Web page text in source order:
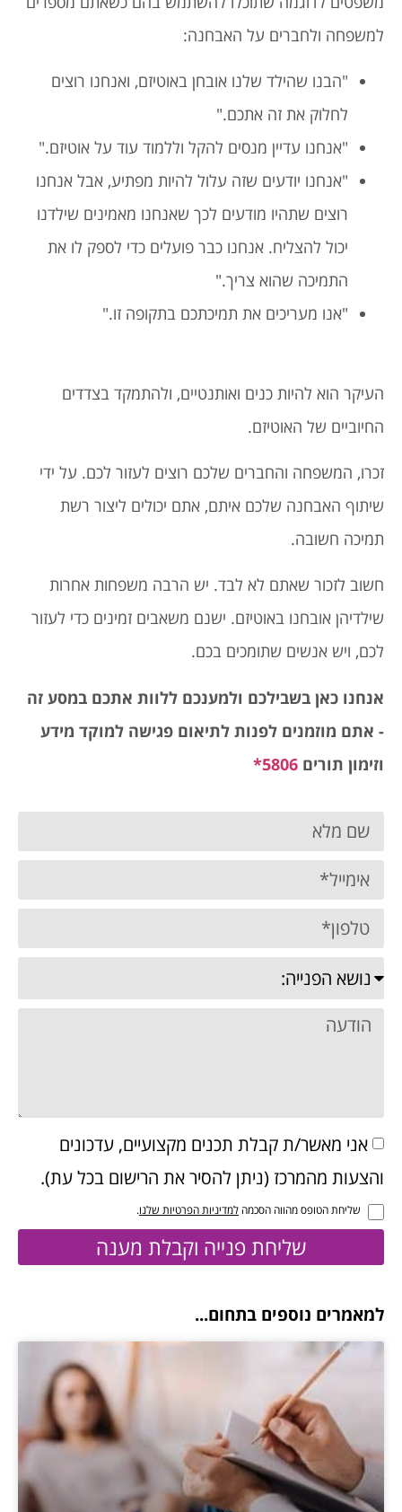
למשפחה ולחברים על האבחנה:
"הבנו שהילד שלנו אובחן באוטיזם, ואנחנו רוצים
לחלוק את זה אתכם."
"אנחנו עדיין מנסים להקל וללמוד עוד על אוטיזם."
"אנחנו יודעים שזה עלול להיות מפתיע, אבל אנחנו
רוצים שתהיו מודעים לכך שאנחנו מאמינים שילדנו
יכול להצליח. אנחנו כבר פועלים כדי לספק לו את
התמיכה שהוא צריך."
"אנו מעריכים את תמיכתכם בתקופה זו."
העיקר הוא להיות כנים ואותנטיים, ולהתמקד בצדדים
החיוביים של האוטיזם.
זכרו, המשפחה והחברים שלכם רוצים לעזור לכם. על ידי
שיתוף האבחנה שלכם איתם, אתם יכולים ליצור רשת
תמיכה חשובה.
חשוב לזכור שאתם לא לבד. יש הרבה משפחות אחרות
שילדיהן אובחנו באוטיזם. ישנם משאבים זמינים כדי לעזור
לכם, ויש אנשים שתומכים בכם.
אנחנו כאן בשבילכם ולמענכם ללוות אתכם במסע זה
- אתם מוזמנים לפנות לתיאום פגישה למוקד מידע
וזימון תורים 5806*
אני מאשר/ת קבלת תכנים מקצועיים, עדכונים
והצעות מהמרכז (ניתן להסיר את הרישום בכל עת).
שליחת הטופס מהווה הסכמה למדיניות הפרטיות שלנו.
שליחת פנייה וקבלת מענה
למאמרים נוספים בתחום...